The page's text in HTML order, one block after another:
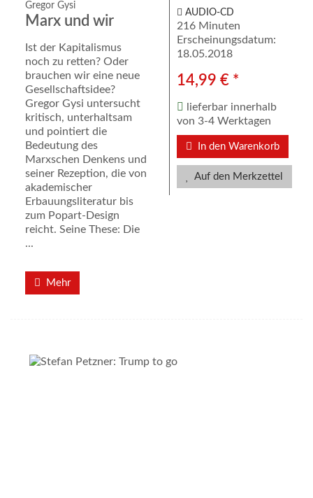
Gregor Gysi
Marx und wir
Ist der Kapitalismus
noch zu retten? Oder
brauchen wir eine neue
Gesellschaftsidee?
Gregor Gysi untersucht
kritisch, unterhaltsam
und pointiert die
Bedeutung des
Marxschen Denkens und
seiner Rezeption, die von
akademischer
Erbauungsliteratur bis
zum Popart-Design
reicht. Seine These: Die
...
Mehr
AUDIO-CD
216 Minuten
Erscheinungsdatum:
18.05.2018
14,99 € *
lieferbar innerhalb
von 3-4 Werktagen
In den Warenkorb
Auf den Merkzettel